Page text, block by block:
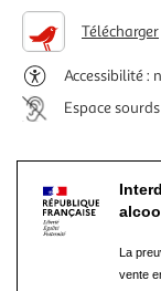
Télécharger
Accessibilité :
Espace
La
vente